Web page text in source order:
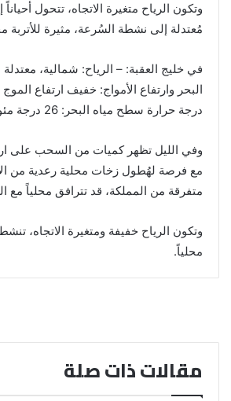
وتكون الرياح متغيرة الاتجاه، تتحول
مُعتدلة إلى نشطة السُرعة، مثيرة للأتربة
في خليج العقبة: – الرياح: شمالية،
درجة حرارة سطح مياه البحر: 26 درجة مئوية.
وفي الليل تظهر كميات من السحب على
مع فرصة لهُطول زخات محلية رعدية من
متفرقة من المملكة، قد تترافق محلياً مع
وتكون الرياح خفيفة ومتغيرة الاتجاه، تنشط
محلياً.
مقالات ذات صلة